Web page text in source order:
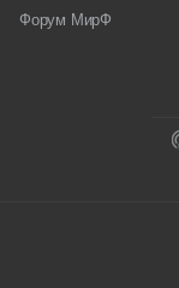
Форум МирФ